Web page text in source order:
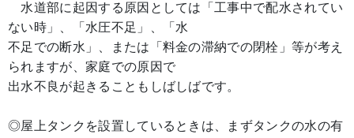
水道部に起因する原因としては「工事中で配水されてい
ない時」、「水圧不足」、「水
不足での断水」、または「料金の滞納での閉栓」等が考え
られますが、家庭での原因で
出水不良が起きることもしばしばです。
◎屋上タンクを設置しているときは、まずタンクの水の有